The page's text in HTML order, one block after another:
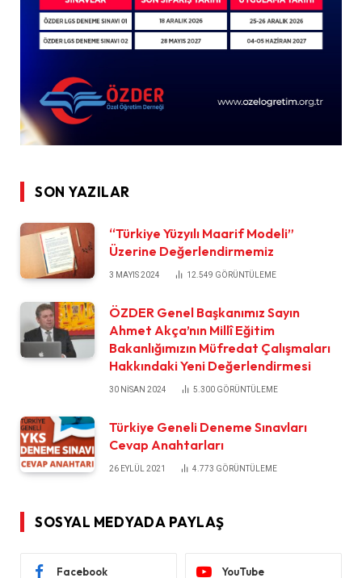
SON YAZILAR
“Türkiye Yüzyılı Maarif Modeli”
Üzerine Değerlendirmemiz
3 MAYIS 2024 12.549 GÖRÜNTÜLEME
ÖZDER Genel Başkanımız Sayın
Ahmet Akça’nın Millî Eğitim
Bakanlığımızın Müfredat Çalışmaları
Hakkındaki Yeni Değerlendirmesi
30 NISAN 2024 5.300 GÖRÜNTÜLEME
Türkiye Geneli Deneme Sınavları
Cevap Anahtarları
26 EYLÜL 2021 4.773 GÖRÜNTÜLEME
SOSYAL MEDYADA PAYLAŞ
Facebook YouTube